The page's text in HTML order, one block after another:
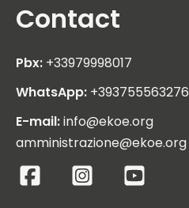
Contact
Pbx: +33979998017
WhatsApp: +393755563276
E-mail:info@ekoe.org
amministrazione@ekoe.org